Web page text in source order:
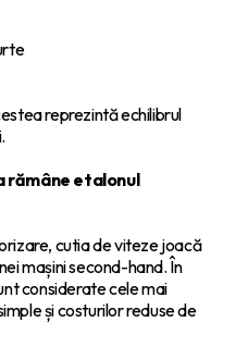
reprezintă echilibrul
rămâne etalonul
cutia de viteze joacă
mașini second-hand. În
considerate cele mai
și costurilor reduse de